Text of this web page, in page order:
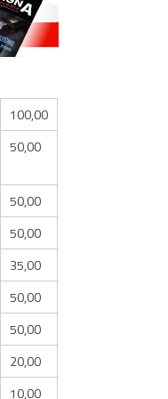
100,00
50,00
50,00
50,00
35,00
50,00
50,00
20,00
10,00